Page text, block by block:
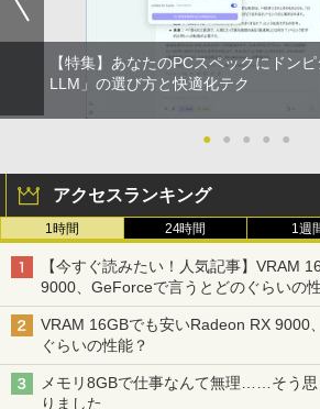
中古ノートパソコ
e付・整備済み品・
938 超軽量ノートパ
第7世代 Core i5 /
B / Webカメラ / 初
￥22,800
2026夏登場
ル ゲーミングモニ
120Hz /60Hz 2k
ル 撥水加工ケース
軽量 VESA ポータ
2対応 スピーカー内
￥11,999
￥3,480
【特集】あなたのPCスペックにドン
LLM」の選び方と快適化テク
● ● ● ● ●
アクセスランキング
1時間 24時間 1週
【今すぐ読みたい！人気記事】VRAM
9000、GeForceで言うとどのぐらいの
VRAM 16GBでも安いRadeon RX 9000
ぐらいの性能？
メモリ8GBで仕事なんて無理……そう
りました